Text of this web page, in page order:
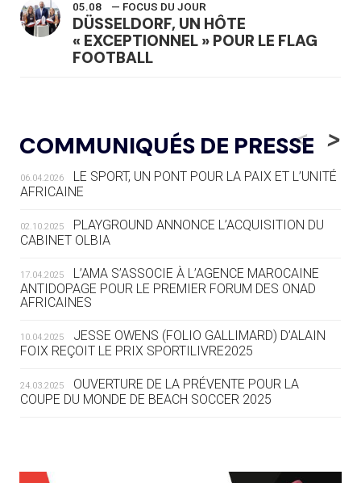
05.08 — FOCUS DU JOUR
DÜSSELDORF, UN HÔTE
« EXCEPTIONNEL » POUR LE FLAG
FOOTBALL
LE RÊVE DE VOIR LA LUGE ALPINE
AUX JO « N'EST PAS FINI »
05.08 — TIR À L'ARC
DES MONDIAUX À BRISBANE SUR LA
ROUTE DES JO 2032
LE VILLAGE OLYMPIQUE DES ARAVIS
SE DESSINE
LE COJOP A TROUVÉ SON VILLAGE
OLYMPIQUE LYONNAIS
04.08 — ALLEMAGNE
COMMUNIQUÉS DE PRESSE
<
06.04.2026
LE SPORT, UN PONT POUR LA PAIX ET L’UNITÉ
AFRICAINE
02.10.2025
PLAYGROUND ANNONCE L’ACQUISITION DU
CABINET OLBIA
17.04.2025
L’AMA S’ASSOCIE À L’AGENCE MAROCAINE
ANTIDOPAGE POUR LE PREMIER FORUM DES ONAD
AFRICAINES
10.04.2025
JESSE OWENS (FOLIO GALLIMARD) D’ALAIN
FOIX REÇOIT LE PRIX SPORTILIVRE2025
24.03.2025
OUVERTURE DE LA PRÉVENTE POUR LA
COUPE DU MONDE DE BEACH SOCCER 2025
>